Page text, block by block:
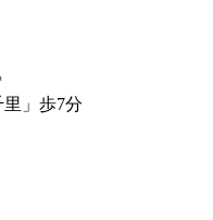
」歩7分